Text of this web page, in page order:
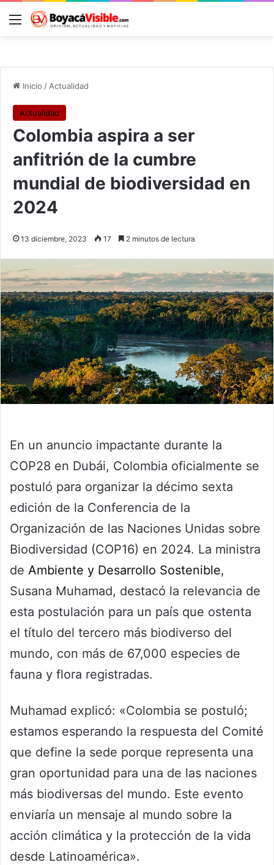
Menú
Inicio / Actualidad
Actualidad
Colombia aspira a ser
anfitrión de la cumbre
mundial de biodiversidad en
2024
13 diciembre, 2023 17 2 minutos de lectura
En un anuncio impactante durante la
COP28 en Dubái, Colombia oficialmente se
postuló para organizar la décimo sexta
edición de la Conferencia de la
Organización de las Naciones Unidas sobre
Biodiversidad (COP16) en 2024. La ministra
de Ambiente y Desarrollo Sostenible,
Susana Muhamad, destacó la relevancia de
esta postulación para un país que ostenta
el título del tercero más biodiverso del
mundo, con más de 67,000 especies de
fauna y flora registradas.
Muhamad explicó: «Colombia se postuló;
estamos esperando la respuesta del Comité
que define la sede porque representa una
gran oportunidad para una de las naciones
más biodiversas del mundo. Este evento
enviaría un mensaje al mundo sobre la
acción climática y la protección de la vida
desde Latinoamérica».